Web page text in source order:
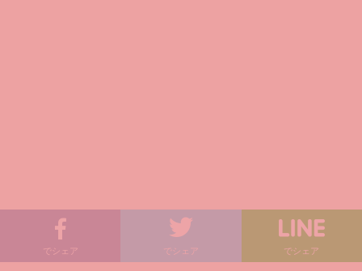
でシェア でシェア でシェア